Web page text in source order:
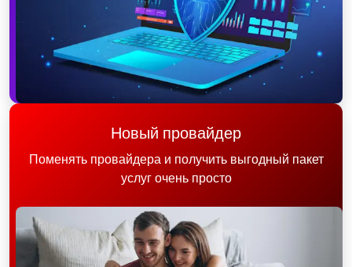
Новый провайдер
Поменять провайдера и получить выгодный пакет
услуг очень просто